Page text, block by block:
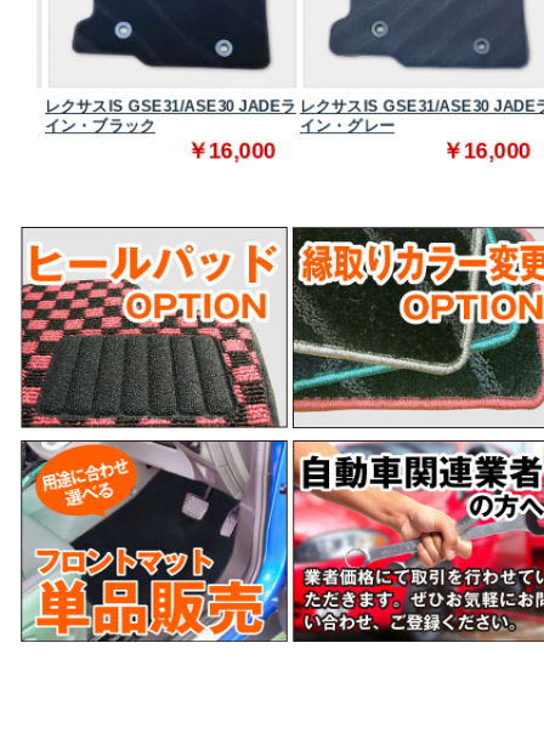
レクサスIS GSE31/ASE30 JADEラ
イン・ブラック
￥16,000
レクサスIS GSE31/ASE30 JADEラ
イン・グレー
￥16,000